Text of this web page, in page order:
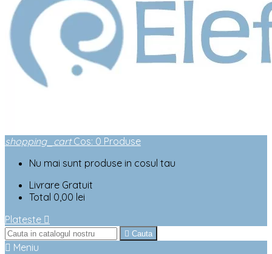
shopping_cart Cos: 0 Produse
Nu mai sunt produse in cosul tau
Livrare Gratuit
Total 0,00 lei
Plateste 
 Cauta
 Meniu